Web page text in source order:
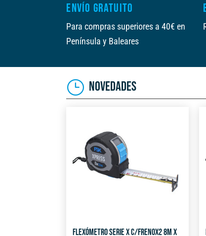
ENVÍO GRATUITO
Para compras superiores a 40€ en
Península y Baleares
NOVEDADES
FLEXÓMETRO SERIE X C/FRENOX2 8M X